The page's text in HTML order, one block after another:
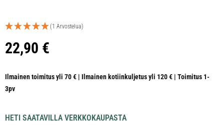
(1 Arvostelua)
22,90 €
Ilmainen toimitus yli 70 € | Ilmainen kotiinkuljetus yli 120 € | Toimitus 1-
3pv
HETI SAATAVILLA VERKKOKAUPASTA